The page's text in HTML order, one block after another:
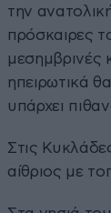
την
πρόσκαιρες
μεσημβρινές
ηπειρωτικά
υπάρχει
Στις
αίθριος με